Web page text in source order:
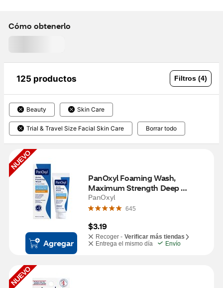
Cómo obtenerlo
125 productos Filtros (4)
Beauty Skin Care
Trial & Travel Size Facial Skin Care Borrar todo
NUEVO
Agregar
PanOxyl Foaming Wash,
Maximum Strength Deep
Cleaning with 10% Benzoyl
Peroxide, 1 OZ
PanOxyl
645
$3.19
Recoger - Verificar más tiendas
Entrega el mismo día
Envío
NUEVO